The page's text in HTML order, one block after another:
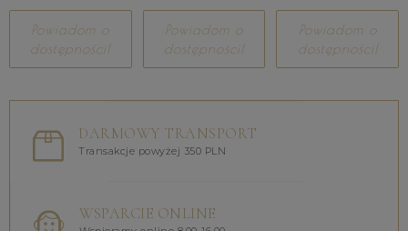
Powiadom o
dostępności!
Powiadom o
dostępności!
Powiadom o
dostępności!
DARMOWY TRANSPORT
Transakcje powyżej 350 PLN
WSPARCIE ONLINE